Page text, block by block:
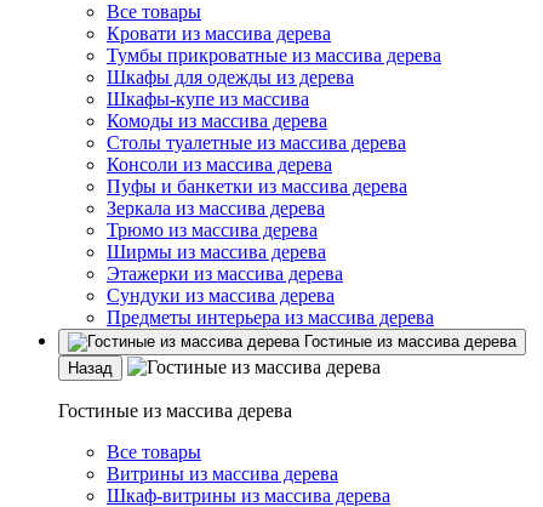
Все товары
Кровати из массива дерева
Тумбы прикроватные из массива дерева
Шкафы для одежды из дерева
Шкафы-купе из массива
Комоды из массива дерева
Столы туалетные из массива дерева
Консоли из массива дерева
Пуфы и банкетки из массива дерева
Зеркала из массива дерева
Трюмо из массива дерева
Ширмы из массива дерева
Этажерки из массива дерева
Сундуки из массива дерева
Предметы интерьера из массива дерева
Гостиные из массива дерева
Назад
Гостиные из массива дерева
Все товары
Витрины из массива дерева
Шкаф-витрины из массива дерева